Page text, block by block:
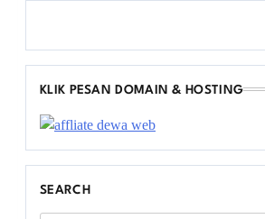
KLIK PESAN DOMAIN & HOSTING
SEARCH